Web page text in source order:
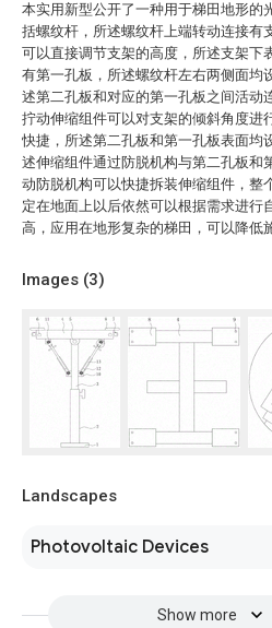
本实用新型公开了一种用于梯田地形的
括螺纹杆，所述螺纹杆上端转动连接有
可以直接调节支架的高度，所述支架下
有第一孔板，所述螺纹杆左右两侧面均
述第二孔板和对应的第一孔板之间活动
拧动伸缩组件可以对支架的倾斜角度进
快捷，所述第二孔板和第一孔板表面均
述伸缩组件通过防脱机构与第二孔板和
动防脱机构可以快捷拆装伸缩组件，整
定在地面上以后依然可以根据需求进行
高，应用在地形复杂的梯田，可以降低
Images (3)
Landscapes
Photovoltaic Devices
Show more